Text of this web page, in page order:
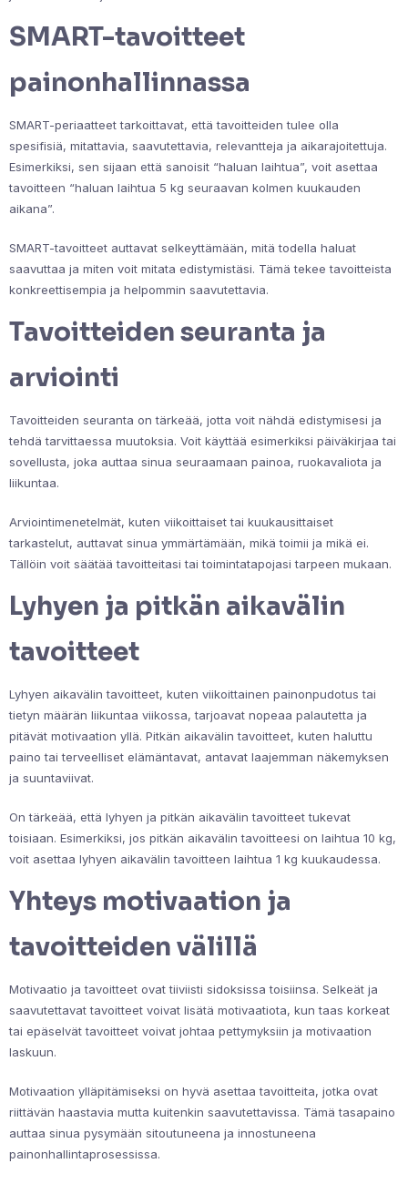
SMART-tavoitteet
painonhallinnassa
SMART-periaatteet tarkoittavat, että tavoitteiden tulee olla
spesifisiä, mitattavia, saavutettavia, relevantteja ja aikarajoitettuja.
Esimerkiksi, sen sijaan että sanoisit “haluan laihtua”, voit asettaa
tavoitteen “haluan laihtua 5 kg seuraavan kolmen kuukauden
aikana”.
SMART-tavoitteet auttavat selkeyttämään, mitä todella haluat
saavuttaa ja miten voit mitata edistymistäsi. Tämä tekee tavoitteista
konkreettisempia ja helpommin saavutettavia.
Tavoitteiden seuranta ja
arviointi
Tavoitteiden seuranta on tärkeää, jotta voit nähdä edistymisesi ja
tehdä tarvittaessa muutoksia. Voit käyttää esimerkiksi päiväkirjaa tai
sovellusta, joka auttaa sinua seuraamaan painoa, ruokavaliota ja
liikuntaa.
Arviointimenetelmät, kuten viikoittaiset tai kuukausittaiset
tarkastelut, auttavat sinua ymmärtämään, mikä toimii ja mikä ei.
Tällöin voit säätää tavoitteitasi tai toimintatapojasi tarpeen mukaan.
Lyhyen ja pitkän aikavälin
tavoitteet
Lyhyen aikavälin tavoitteet, kuten viikoittainen painonpudotus tai
tietyn määrän liikuntaa viikossa, tarjoavat nopeaa palautetta ja
pitävät motivaation yllä. Pitkän aikavälin tavoitteet, kuten haluttu
paino tai terveelliset elämäntavat, antavat laajemman näkemyksen
ja suuntaviivat.
On tärkeää, että lyhyen ja pitkän aikavälin tavoitteet tukevat
toisiaan. Esimerkiksi, jos pitkän aikavälin tavoitteesi on laihtua 10 kg,
voit asettaa lyhyen aikavälin tavoitteen laihtua 1 kg kuukaudessa.
Yhteys motivaation ja
tavoitteiden välillä
Motivaatio ja tavoitteet ovat tiiviisti sidoksissa toisiinsa. Selkeät ja
saavutettavat tavoitteet voivat lisätä motivaatiota, kun taas korkeat
tai epäselvät tavoitteet voivat johtaa pettymyksiin ja motivaation
laskuun.
Motivaation ylläpitämiseksi on hyvä asettaa tavoitteita, jotka ovat
riittävän haastavia mutta kuitenkin saavutettavissa. Tämä tasapaino
auttaa sinua pysymään sitoutuneena ja innostuneena
painonhallintaprosessissa.